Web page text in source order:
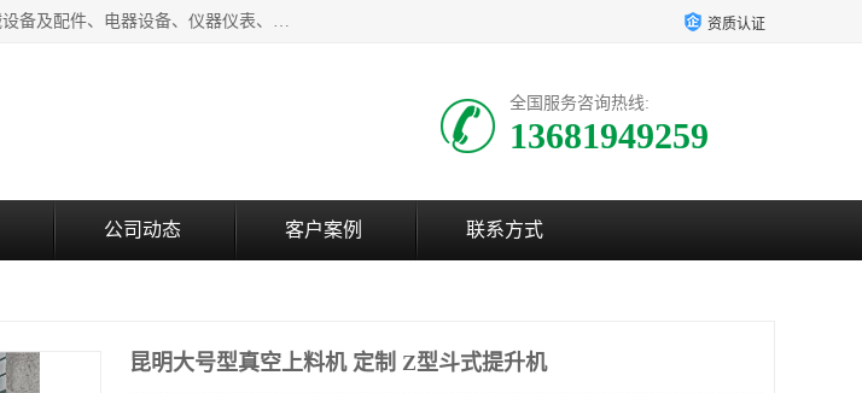
上海拜肯机械设备有限公司成立于2008年，注册地位于上海市浦东新区。经营范围包括机械设备及配件、电器设备、仪器仪表、化工原料及产品、软件及辅助设备，机械设备及配件的制造、加工等；主要产品有：气力输送，小袋倒袋站，吨袋倒袋站，倒桶机，集装箱卸料系统，Z型斗式输送机，螺旋输送机，管链输送机，真空上料机，流化器，配混料系统，软管等。 资质认证
全国服务咨询热线:
13681949259
公司动态 客户案例 联系方式
昆明大号型真空上料机 定制 Z型斗式提升机